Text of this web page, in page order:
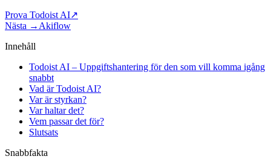
Prova Todoist AI↗
Nästa → Akiflow
Innehåll
Todoist AI – Uppgiftshantering för den som vill komma igång
snabbt
Vad är Todoist AI?
Var är styrkan?
Var haltar det?
Vem passar det för?
Slutsats
Snabbfakta